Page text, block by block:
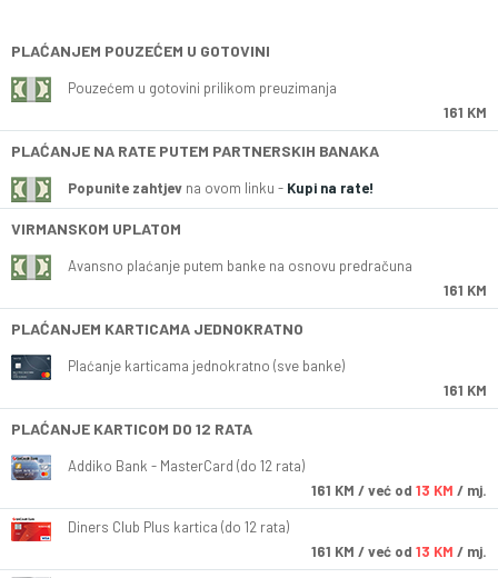
PLAĆANJEM POUZEĆEM U GOTOVINI
Pouzećem u gotovini prilikom preuzimanja
161 KM
PLAĆANJE NA RATE PUTEM PARTNERSKIH BANAKA
Popunite zahtjev na ovom linku - Kupi na rate!
VIRMANSKOM UPLATOM
Avansno plaćanje putem banke na osnovu predračuna
161 KM
PLAĆANJEM KARTICAMA JEDNOKRATNO
Plaćanje karticama jednokratno (sve banke)
161 KM
PLAĆANJE KARTICOM DO 12 RATA
Addiko Bank - MasterCard (do 12 rata)
161 KM / već od 13 KM / mj.
Diners Club Plus kartica (do 12 rata)
161 KM / već od 13 KM / mj.